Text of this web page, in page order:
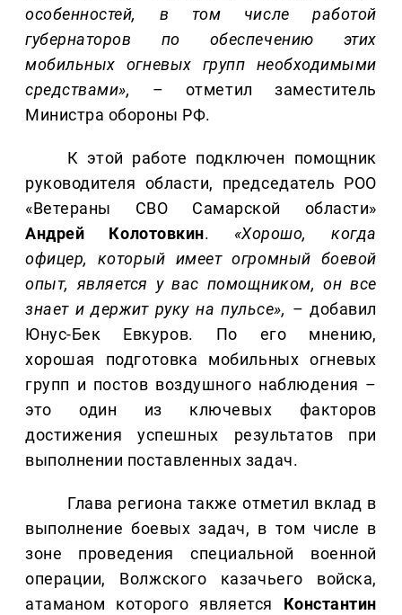
особенностей, в том числе работой
губернаторов по обеспечению этих
мобильных огневых групп необходимыми
средствами»,
– отметил заместитель
Министра обороны РФ.
К этой работе подключен помощник
руководителя области, председатель РОО
«Ветераны СВО Самарской области»
Андрей Колотовкин. «Хорошо, когда
офицер, который имеет огромный боевой
опыт, является у вас помощником, он все
знает и держит руку на пульсе», – добавил
Юнус-Бек Евкуров. По его мнению,
хорошая подготовка мобильных огневых
групп и постов воздушного наблюдения –
это один из ключевых факторов
достижения успешных результатов при
выполнении поставленных задач.
Глава региона также отметил вклад в
выполнение боевых задач, в том числе в
зоне проведения специальной военной
операции, Волжского казачьего войска,
атаманом которого является Константин